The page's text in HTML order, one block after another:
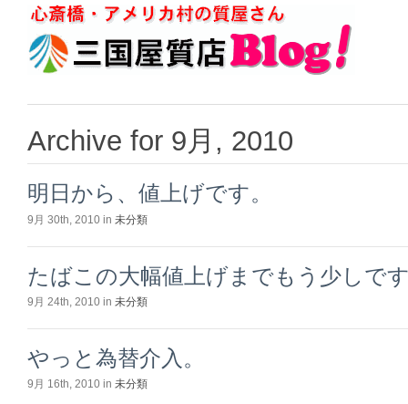
Archive for 9月, 2010
明日から、値上げです。
9月 30th, 2010 in 未分類
たばこの大幅値上げまでもう少しで
9月 24th, 2010 in 未分類
やっと為替介入。
9月 16th, 2010 in 未分類